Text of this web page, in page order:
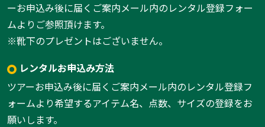
ーお申込み後に届くご案内メール内のレンタル登録フォー
ムよりご参照頂けます。
※靴下のプレゼントはございません。
レンタルお申込み方法
ツアーお申込み後に届くご案内メール内のレンタル登録フ
ォームより希望するアイテム名、点数、サイズの登録をお
願いします。